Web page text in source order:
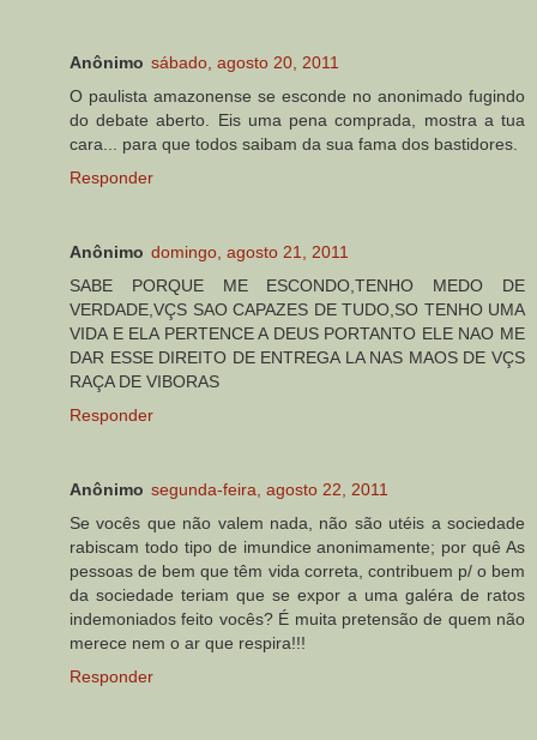
Anônimo sábado, agosto 20, 2011
O paulista amazonense se esconde no anonimado fugindo
do debate aberto. Eis uma pena comprada, mostra a tua
cara... para que todos saibam da sua fama dos bastidores.
Responder
Anônimo domingo, agosto 21, 2011
SABE PORQUE ME ESCONDO,TENHO MEDO DE
VERDADE,VÇS SAO CAPAZES DE TUDO,SO TENHO UMA
VIDA E ELA PERTENCE A DEUS PORTANTO ELE NAO ME
DAR ESSE DIREITO DE ENTREGA LA NAS MAOS DE VÇS
RAÇA DE VIBORAS
Responder
Anônimo segunda-feira, agosto 22, 2011
Se vocês que não valem nada, não são utéis a sociedade
rabiscam todo tipo de imundice anonimamente; por quê As
pessoas de bem que têm vida correta, contribuem p/ o bem
da sociedade teriam que se expor a uma galéra de ratos
indemoniados feito vocês? É muita pretensão de quem não
merece nem o ar que respira!!!
Responder